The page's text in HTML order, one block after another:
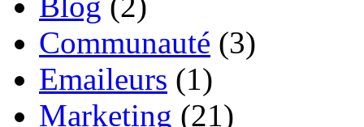
Communauté (3)
Emaileurs (1)
Marketing (21)